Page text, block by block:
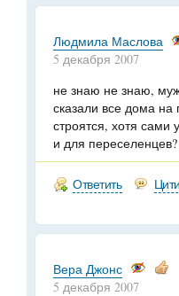
Людмила Маслова
5 декабря 2007
не знаю не знаю,
сказали все дома на
строятся, хотя сами
и для
Ответить
Вера Джонс
5 декабря 2007